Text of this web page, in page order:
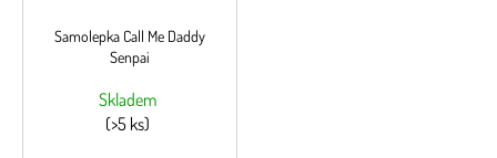
Samolepka Call Me Daddy
Senpai
Skladem
(>5 ks)